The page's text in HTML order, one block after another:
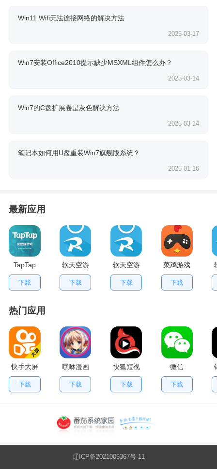
Win11 Wifi无法连接网络的解决方法
2025-03-17
Win7安装Office2010提示缺少MSXML组件怎么办？
2025-03-14
Win7的C盘扩展卷是灰色解决方法
2025-03-14
笔记本如何用U盘重装Win7旗舰版系统？
2025-01-16
最新应用
TapTap
V2.84.0
手机版
下载
软天空游
戏盒应用
下载
软天空游
戏大全
App
下载
菜鸡游戏
不用排队
版
下载
热门应用
快手大屏
版
下载
嘿咻漫画
下载
快狐短视
频
下载
微信
下载
辽ICP备2021005367号-11